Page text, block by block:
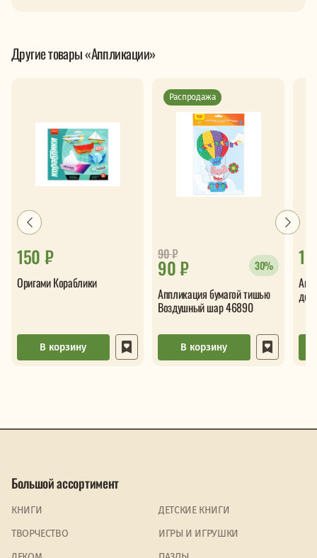
Другие товары «Аппликации»
150 ₽
Оригами Кораблики
В корзину
Распродажа
90 ₽
90₽
30%
Аппликация бумагой тишью
Воздушный шар 46890
В корзину
Большой ассортимент
КНИГИ
ДЕТСКИЕ КНИГИ
ТВОРЧЕСТВО
ИГРЫ И ИГРУШКИ